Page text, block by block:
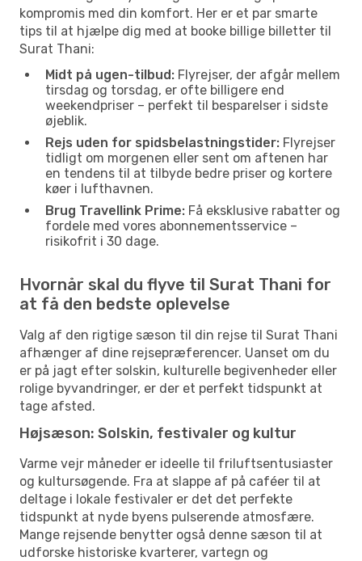
kompromis med din komfort. Her er et par smarte
tips til at hjælpe dig med at booke billige billetter til
Surat Thani:
Midt på ugen-tilbud: Flyrejser, der afgår mellem
tirsdag og torsdag, er ofte billigere end
weekendpriser – perfekt til besparelser i sidste
øjeblik.
Rejs uden for spidsbelastningstider: Flyrejser
tidligt om morgenen eller sent om aftenen har
en tendens til at tilbyde bedre priser og kortere
køer i lufthavnen.
Brug Travellink Prime: Få eksklusive rabatter og
fordele med vores abonnementsservice –
risikofrit i 30 dage.
Hvornår skal du flyve til Surat Thani for
at få den bedste oplevelse
Valg af den rigtige sæson til din rejse til Surat Thani
afhænger af dine rejsepræferencer. Uanset om du
er på jagt efter solskin, kulturelle begivenheder eller
rolige byvandringer, er der et perfekt tidspunkt at
tage afsted.
Højsæson: Solskin, festivaler og kultur
Varme vejr måneder er ideelle til friluftsentusiaster
og kultursøgende. Fra at slappe af på caféer til at
deltage i lokale festivaler er det det perfekte
tidspunkt at nyde byens pulserende atmosfære.
Mange rejsende benytter også denne sæson til at
udforske historiske kvarterer, vartegn og